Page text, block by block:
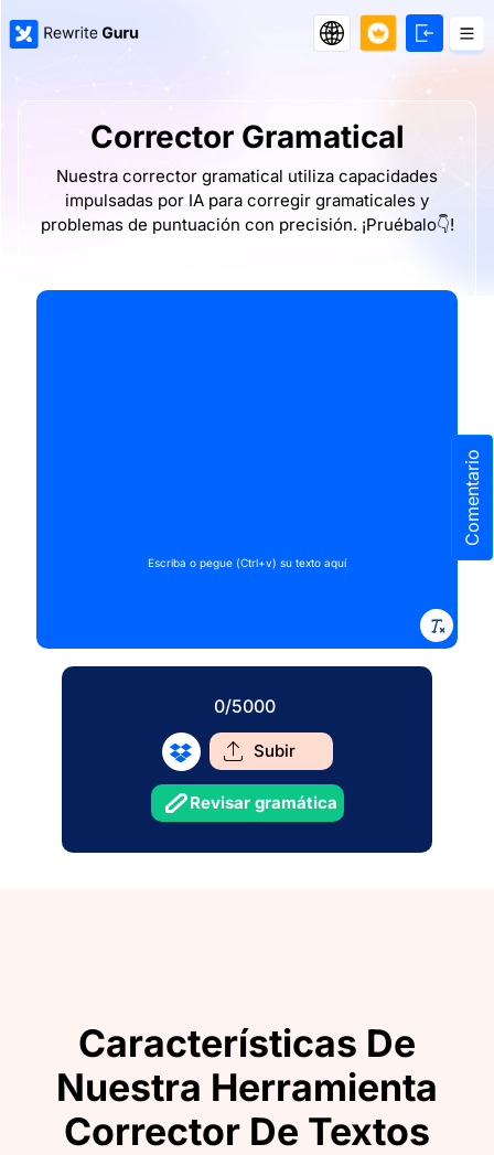
Corrector Gramatical
Nuestra corrector gramatical utiliza capacidades
impulsadas por IA para corregir gramaticales y
problemas de puntuación con precisión. ¡Pruébalo👇!
Escriba o pegue (Ctrl+v) su texto aquí
0/5000
Subir
Revisar gramática
Características De
Nuestra Herramienta
Corrector De Textos
Comentario